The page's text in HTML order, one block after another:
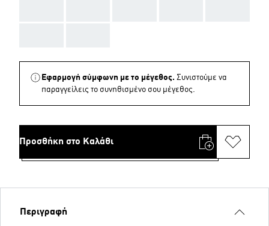
Εφαρμογή σύμφωνη με το μέγεθος. Συνιστούμε να
παραγγείλεις το συνηθισμένο σου μέγεθος.
Προσθήκη στο Καλάθι
Περιγραφή